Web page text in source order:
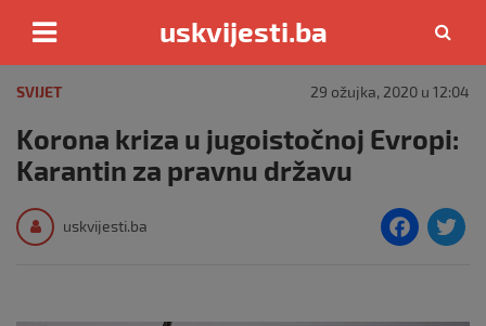
content
uskvijesti.ba
SVIJET 29 ožujka, 2020 u 12:04
Korona kriza u jugoistočnoj Evropi:
Karantin za pravnu državu
uskvijesti.ba
F